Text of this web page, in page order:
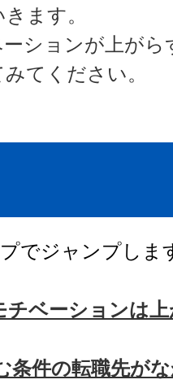
ます。
ションが上がら
てください。
でジャンプしま
チベーションは
条件の転職先が